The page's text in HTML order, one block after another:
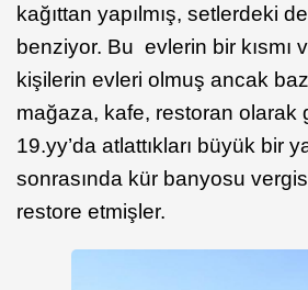
kağıttan yapılmış, setlerdeki
benziyor. Bu evlerin bir kısmı
kişilerin evleri olmuş ancak
mağaza, kafe, restoran olarak
19.yy’da atlattıkları büyük bir
sonrasında kür banyosu
restore etmişler.